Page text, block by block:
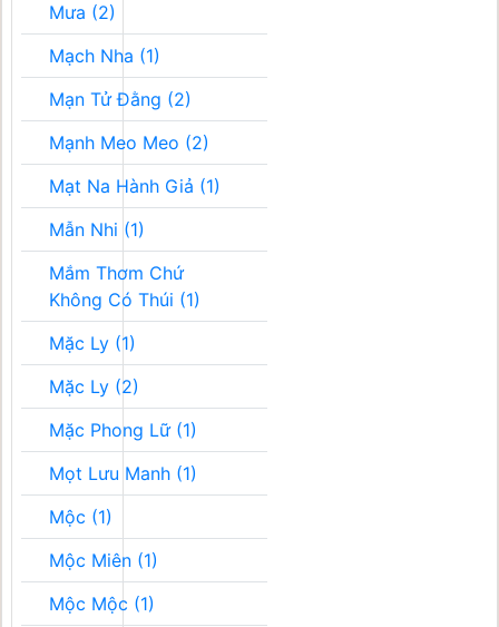
Mưa (2)
Mạch Nha (1)
Mạn Tử Đằng (2)
Mạnh Meo Meo (2)
Mạt Na Hành Giả (1)
Mẫn Nhi (1)
Mắm Thơm Chứ
Không Có Thúi (1)
Mặc Ly (1)
Mặc Ly (2)
Mặc Phong Lữ (1)
Mọt Lưu Manh (1)
Mộc (1)
Mộc Miên (1)
Mộc Mộc (1)